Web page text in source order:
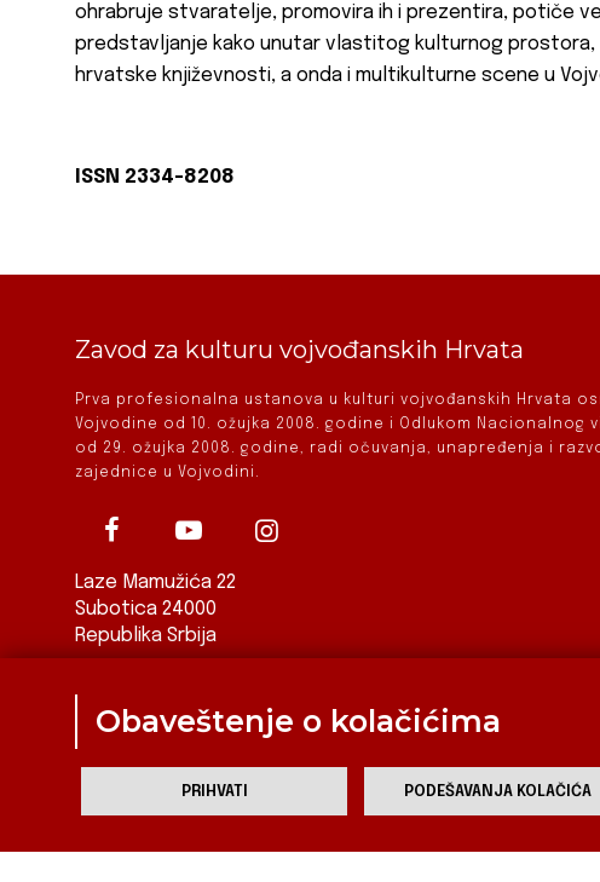
ohrabruje stvaratelje, promovira ih i prezentira, potiče
predstavljanje kako unutar vlastitog kulturnog
hrvatske književnosti, a onda i multikulturne scene u
ISSN 2334-8208
Zavod za kulturu vojvođanskih Hrvata
Prva profesionalna ustanova u kulturi vojvođanskih Hrvata
Vojvodine od 10. ožujka 2008. godine i Odlukom
od 29. ožujka 2008. godine, radi očuvanja, unapređenja i
zajednice u Vojvodini.
Laze Mamužića 22
Subotica 24000
Republika Srbija
Zavod
Obaveštenje o kolačićima
PRIHVATI PODEŠAVANJA KOLAČIĆA